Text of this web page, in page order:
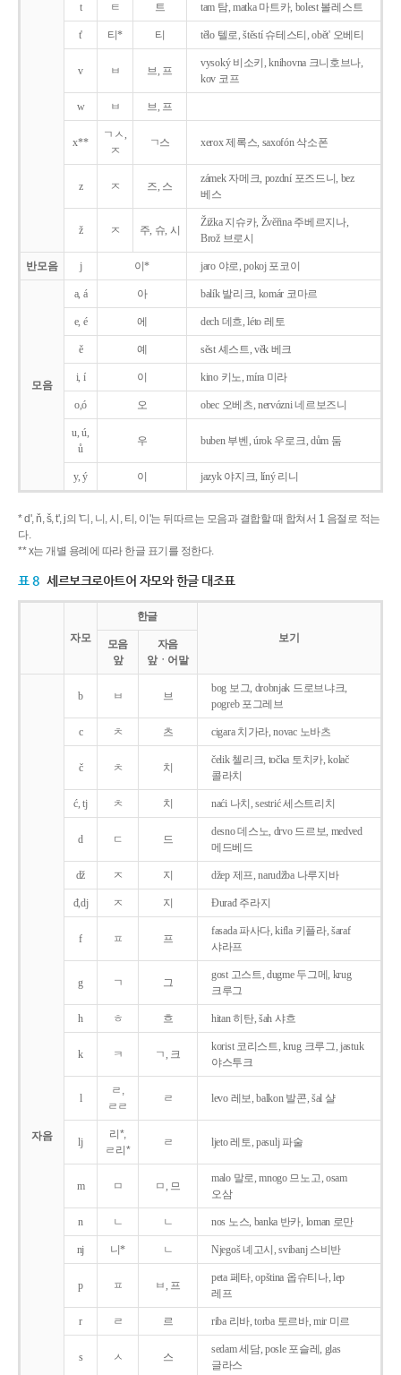
t ㅌ 트 tam 탐, matka 마트카, bolest 볼레스트
t' 티* 티 tělo 텔로, štěstí 슈테스티, obět' 오베티
v ㅂ 브, 프
vysoký 비소키, knihovna 크니호브나,
kov 코프
w ㅂ 브, 프
x**
ㄱㅅ,
ㅈ
ㄱ스 xerox 제록스, saxofón 삭소폰
z ㅈ 즈, 스
zámek 자메크, pozdní 포즈드니, bez
베스
ž ㅈ 주, 슈, 시
Žižka 지슈카, Žvěřina 주베르지나,
Brož 브로시
반모음 j 이* jaro 야로, pokoj 포코이
모음
a, á 아 balík 발리크, komár 코마르
e, é 에 dech 데흐, léto 레토
ě 예 sěst 셰스트, věk 베크
i, í 이 kino 키노, míra 미라
o,ó 오 obec 오베츠, nervózni 네르보즈니
u, ú,
ů
우 buben 부벤, úrok 우로크, dům 둠
y, ý 이 jazyk야지크, líný 리니
* d', ň, š, t', j의 '디, 니, 시, 티, 이'는 뒤따르는 모음과 결합할 때 합쳐서 1 음절로 적는
다.
** x는 개별 용례에 따라 한글 표기를 정한다.
표 8 세르보크로아트어 자모와 한글 대조표
자모
한글
보기
모음
앞
자음
앞ㆍ어말
자음
b ㅂ 브
bog 보그, drobnjak 드로브냐크,
pogreb 포그레브
c ㅊ 츠 cigara 치가라, novac 노바츠
č ㅊ 치
čelik 첼리크, točka 토치카, kolač
콜라치
ć, tj ㅊ 치 naći 나치, sestrić 세스트리치
d ㄷ 드
desno 데스노, drvo 드르보, medved
메드베드
dž ㅈ 지 džep 제프, narudžba 나루지바
đ,dj ㅈ 지 Ðurađ 주라지
f ㅍ 프
fasada 파사다, kifla 키플라, šaraf
샤라프
g ㄱ 그
gost 고스트, dugme 두그메, krug
크루그
h ㅎ 흐 hitan 히탄, šah 샤흐
k ㅋ ㄱ, 크
korist 코리스트, krug 크루그, jastuk
야스투크
l
ㄹ,
ㄹㄹ
ㄹ levo 레보, balkon 발콘, šal 샬
lj
리*,
ㄹ리*
ㄹ ljeto 레토, pasulj 파술
m ㅁ ㅁ, 므
malo 말로, mnogo 므노고, osam
오삼
n ㄴ ㄴ nos 노스, banka 반카, loman 로만
nj 니* ㄴ Njegoš 녜고시, svibanj 스비반
p ㅍ ㅂ, 프
peta 페타, opština 옵슈티나, lep
레프
r ㄹ 르 riba 리바, torba 토르바, mir 미르
s ㅅ 스
sedam 세담, posle 포슬레, glas
글라스